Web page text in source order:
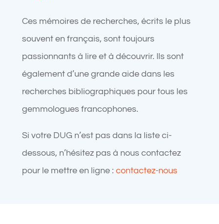
Ces mémoires de recherches, écrits le plus
souvent en français, sont toujours
passionnants à lire et à découvrir. Ils sont
également d’une grande aide dans les
recherches bibliographiques pour tous les
gemmologues francophones.
Si votre DUG n’est pas dans la liste ci-
dessous, n’hésitez pas à nous contactez
pour le mettre en ligne : contactez-nous